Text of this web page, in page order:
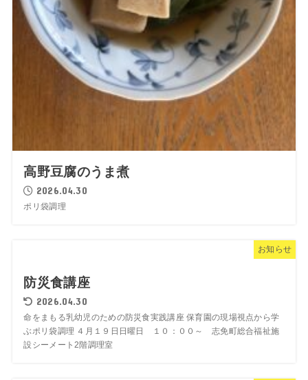
高野豆腐のうま煮
2026.04.30
ポリ袋調理
お知らせ
防災食講座
2026.04.30
命をまもる乳幼児のための防災食実践講座 保育園の現場視点から学
ぶポリ袋調理 ４月１９日日曜日 １０：００～ 志免町総合福祉施
設シーメート2階調理室